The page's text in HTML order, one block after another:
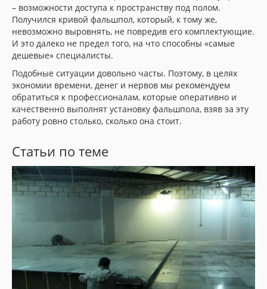
– возможности доступа к пространству под полом.
Получился кривой фальшпол, который, к тому же,
невозможно выровнять, не повредив его комплектующие.
И это далеко не предел того, на что способны «самые
дешевые» специалисты.
Подобные ситуации довольно часты. Поэтому, в целях
экономии времени, денег и нервов мы рекомендуем
обратиться к профессионалам, которые оперативно и
качественно выполнят установку фальшпола, взяв за эту
работу ровно столько, сколько она стоит.
Статьи по теме